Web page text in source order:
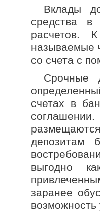
Вклады
средства в
расчетов.
называемые
со счета с
Срочные
счетах в
депозитам
выгодно
заранее